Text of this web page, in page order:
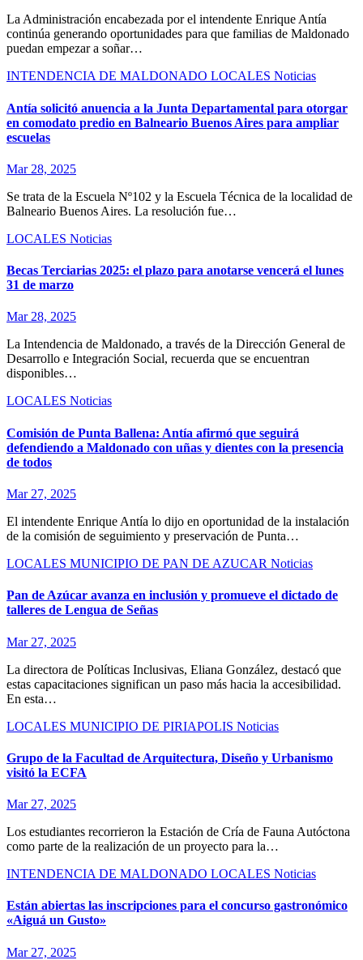
La Administración encabezada por el intendente Enrique Antía
continúa generando oportunidades para que familias de Maldonado
puedan empezar a soñar…
INTENDENCIA DE MALDONADO LOCALES Noticias
Antía solicitó anuencia a la Junta Departamental para otorgar
en comodato predio en Balneario Buenos Aires para ampliar
escuelas
Mar 28, 2025
Se trata de la Escuela Nº102 y la Escuela Técnica de la localidad de
Balneario Buenos Aires. La resolución fue…
LOCALES Noticias
Becas Terciarias 2025: el plazo para anotarse vencerá el lunes
31 de marzo
Mar 28, 2025
La Intendencia de Maldonado, a través de la Dirección General de
Desarrollo e Integración Social, recuerda que se encuentran
disponibles…
LOCALES Noticias
Comisión de Punta Ballena: Antía afirmó que seguirá
defendiendo a Maldonado con uñas y dientes con la presencia
de todos
Mar 27, 2025
El intendente Enrique Antía lo dijo en oportunidad de la instalación
de la comisión de seguimiento y preservación de Punta…
LOCALES MUNICIPIO DE PAN DE AZUCAR Noticias
Pan de Azúcar avanza en inclusión y promueve el dictado de
talleres de Lengua de Señas
Mar 27, 2025
La directora de Políticas Inclusivas, Eliana González, destacó que
estas capacitaciones significan un paso más hacia la accesibilidad.
En esta…
LOCALES MUNICIPIO DE PIRIAPOLIS Noticias
Grupo de la Facultad de Arquitectura, Diseño y Urbanismo
visitó la ECFA
Mar 27, 2025
Los estudiantes recorrieron la Estación de Cría de Fauna Autóctona
como parte de la realización de un proyecto para la…
INTENDENCIA DE MALDONADO LOCALES Noticias
Están abiertas las inscripciones para el concurso gastronómico
«Aiguá un Gusto»
Mar 27, 2025